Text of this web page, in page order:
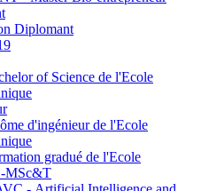
Diplomant
of Science de l'Ecole
d'ingénieur de l'Ecole
gradué de l'Ecole
-MSc&T